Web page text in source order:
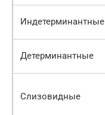
Индетерминантные
Детерминантные
Слизовидные